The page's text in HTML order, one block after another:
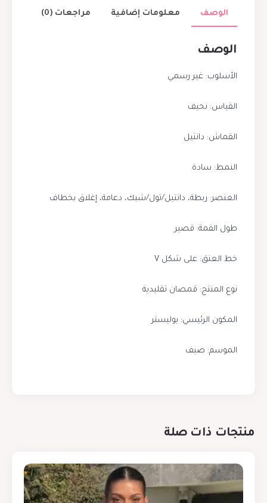
الوصف معلومات إضافية مراجعات (0)
الوصف
الأسلوب: غير رسمي
القياس: نحيف
القماش: دانتيل
النمط: سادة
العنصر: ربطة، دانتيل/تول/شبك، دعامة، إغلاق بخطاف
طول القمة: قصير
خط العنق: على شكل V
نوع المنتج: قمصان تقليدية
المكون الرئيسي: بوليستر
الموسم: صيف
منتجات ذات صلة